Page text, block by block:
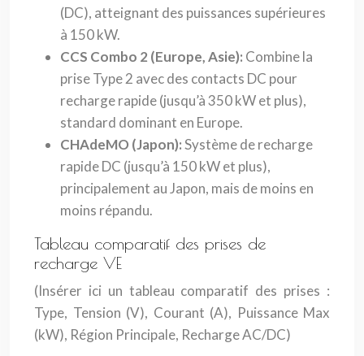
(DC), atteignant des puissances supérieures
à 150 kW.
CCS Combo 2 (Europe, Asie): Combine la
prise Type 2 avec des contacts DC pour
recharge rapide (jusqu’à 350 kW et plus),
standard dominant en Europe.
CHAdeMO (Japon):Système de recharge
rapide DC (jusqu’à 150 kW et plus),
principalement au Japon, mais de moins en
moins répandu.
Tableau comparatif des prises de
recharge VE
(Insérer ici un tableau comparatif des prises :
Type, Tension (V), Courant (A), Puissance Max
(kW), Région Principale, Recharge AC/DC)